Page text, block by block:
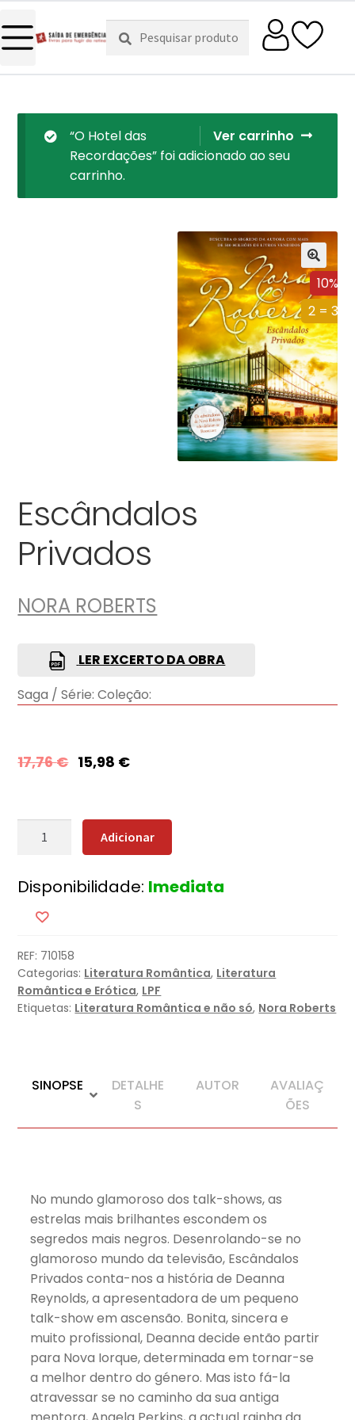
Pesquisar
por:
Pesquisa
Ver carrinho
“O Hotel das
Recordações” foi adicionado ao seu
carrinho.
10%
2 = 3
Escândalos
Privados
NORA ROBERTS
LER EXCERTO DA OBRA
Saga / Série: Coleção:
17,76€ 15,98 €
Quantidade
Privados
Adicionar
Disponibilidade: Imediata
REF: 710158
Categorias: Literatura Romântica, Literatura
Romântica e Erótica, LPF
Etiquetas: Literatura Romântica e não só, Nora Roberts
SINOPSE
DETALHE
S
AUTOR
AVALIAÇ
ÕES
No mundo glamoroso dos talk-shows, as
estrelas mais brilhantes escondem os
segredos mais negros. Desenrolando-se no
glamoroso mundo da televisão, Escândalos
Privados conta-nos a história de Deanna
Reynolds, a apresentadora de um pequeno
talk-show em ascensão. Bonita, sincera e
muito profissional, Deanna decide então partir
para Nova Iorque, determinada em tornar-se
a melhor dentro do género. Mas isto fá-la
atravessar se no caminho da sua antiga